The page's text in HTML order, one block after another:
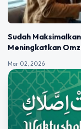
Sudah
Meningkatkan
Mar 02, 2026